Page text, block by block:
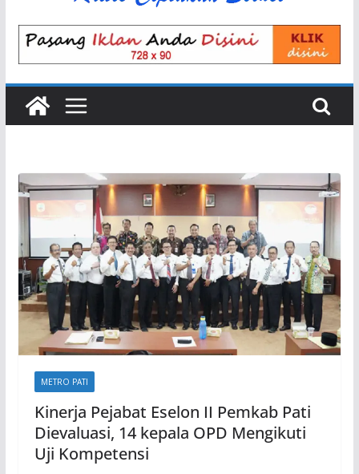
METRO PATI
Kinerja Pejabat Eselon II Pemkab Pati
Dievaluasi, 14 kepala OPD Mengikuti
Uji Kompetensi